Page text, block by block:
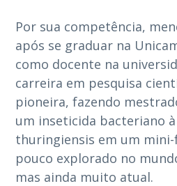
Por sua competência,
após se graduar na
como docente na
carreira em pesquisa
pioneira, fazendo
um inseticida bacteriano
thuringiensis em um
pouco explorado no
mas ainda muito atual.